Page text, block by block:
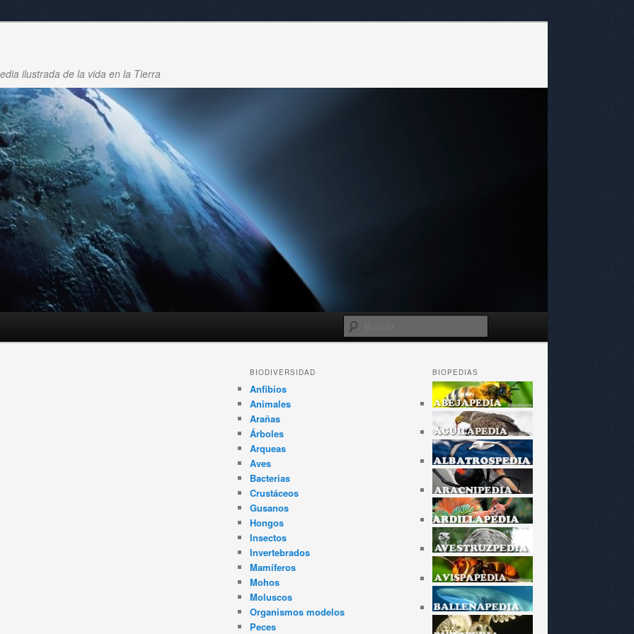
ilustrada de la vida en la Tierra
Navegador
de
artículos
BIOPEDIAS
BIODIVERSIDAD
Anfibios
Animales
Arañas
Árboles
Arqueas
Aves
Bacterias
Crustáceos
Gusanos
Hongos
Insectos
Invertebrados
Mamíferos
Mohos
Moluscos
Organismos modelos
Peces